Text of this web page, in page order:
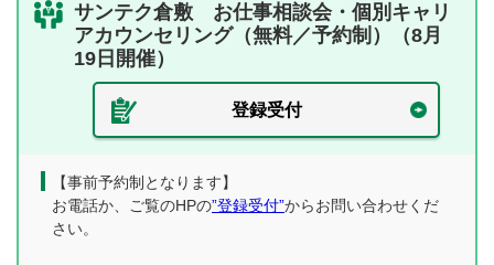
サンテク倉敷 お仕事相談会・個別キャリ
アカウンセリング（無料／予約制）（8月
19日開催）
登録受付
【事前予約制となります】
お電話か、ご覧のHPの”登録受付”からお問い合わせくだ
さい。